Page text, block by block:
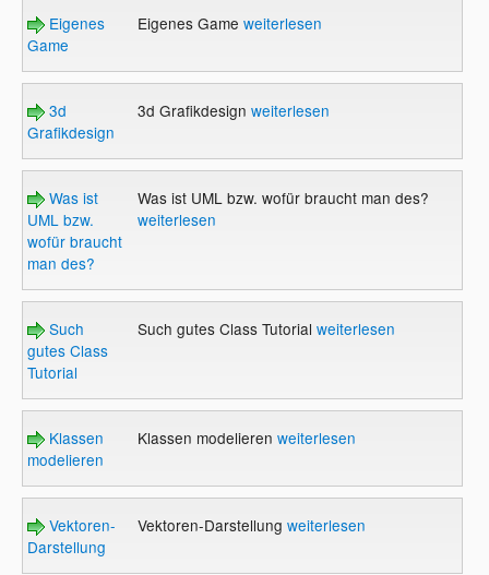
Eigenes
Game
Eigenes Game weiterlesen
3d
Grafikdesign
3d Grafikdesign weiterlesen
Was ist
UML bzw.
wofür braucht
man des?
Was ist UML bzw. wofür braucht man des?
weiterlesen
Such
gutes Class
Tutorial
Such gutes Class Tutorial weiterlesen
Klassen
modelieren
Klassen modelieren weiterlesen
Vektoren-
Darstellung
Vektoren-Darstellung weiterlesen